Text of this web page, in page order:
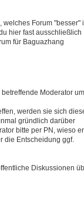
Forum "besser"
hier fast ausschließlich
für Baguazhang
Moderator um
werden sie sich
gründlich darüber
bitte per PN, wieso er
die Entscheidung ggf.
Diskussionen